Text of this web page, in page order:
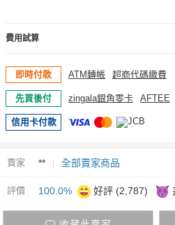
費用試算
即時付款 ATM轉帳 超商代碼繳費
先買後付 zingala銀角零卡 AFTEE
信用卡付款
賣家 ** 全部賣家商品
評價 100.0% 好評 (2,787)